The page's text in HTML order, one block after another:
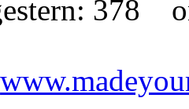
378